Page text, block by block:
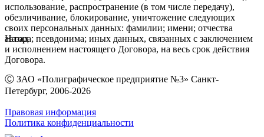
использование, распространение (в том числе передачу),
обезличивание, блокирование, уничтожение следующих
своих персональных данных: фамилии; имени; отчества
автора; псевдонима; иных данных, связанных с заключением
и исполнением настоящего Договора, на весь срок действия
Договора.
Назад
Ⓒ ЗАО «Полиграфическое предприятие №3» Санкт-
Петербург, 2006-2026
Правовая информация
Политика конфиденциальности